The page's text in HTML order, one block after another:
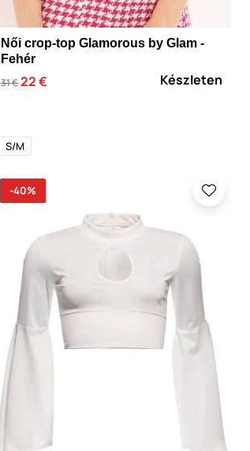
Női crop-top Glamorous by Glam -
Fehér
31 €22 € Készleten
S/M
-40%